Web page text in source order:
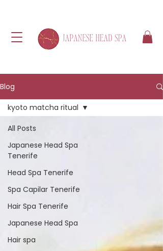
Blog
All Posts
Japanese Head Spa
Tenerife
Head Spa Tenerife
Spa Capilar Tenerife
Hair Spa Tenerife
Japanese Head Spa
Hair spa
kyoto matcha ritual